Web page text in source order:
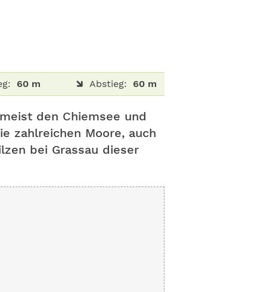
60 m Abstieg: 60 m
den Chiemsee und
zahlreichen Moore, auch
bei Grassau dieser